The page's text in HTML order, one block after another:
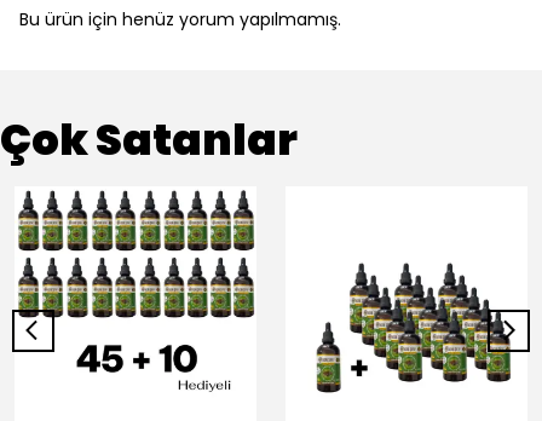
Bu ürün için henüz yorum yapılmamış.
Çok Satanlar